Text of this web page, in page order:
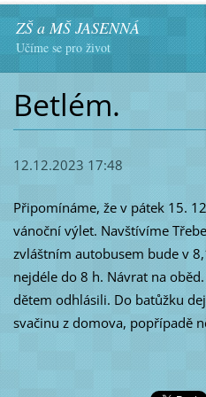
ZŠ a MŠ JASENNÁ
Učíme se pro život
Betlém.
12.12.2023 17:48
Připomínáme, že v pátek 15.
vánoční výlet. Navštívíme
zvláštním autobusem bude v
nejdéle do 8 h. Návrat na
dětem odhlásili. Do batůžku
svačinu z domova, popřípadě